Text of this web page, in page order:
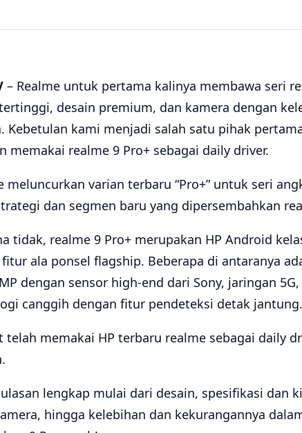
– Realme untuk pertama kalinya membawa seri
desain premium, dan kamera dengan
Kebetulan kami menjadi salah satu pihak
memakai realme 9 Pro+ sebagai daily driver.
meluncurkan varian terbaru “Pro+” untuk seri
dan segmen baru yang dipersembahkan
tidak, realme 9 Pro+ merupakan HP Android
ala ponsel flagship. Beberapa di antaranya
dengan sensor high-end dari Sony, jaringan
canggih dengan fitur pendeteksi detak jantung.
telah memakai HP terbaru realme sebagai daily
lengkap mulai dari desain, spesifikasi dan
hingga kelebihan dan kekurangannya